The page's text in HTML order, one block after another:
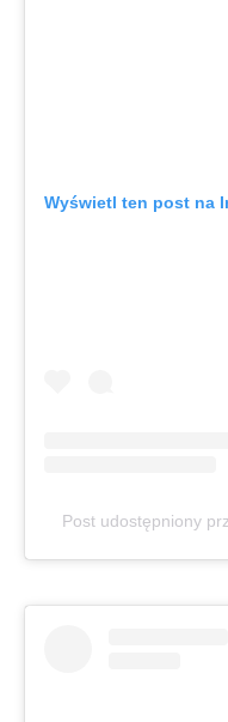
Wyświetl ten post na
Post udostępniony